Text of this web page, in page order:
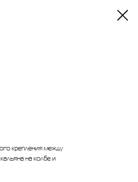
крепления между
на колбе и